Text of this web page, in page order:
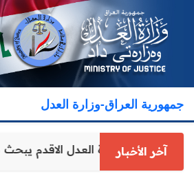
جمهورية العراق-وزارة العدل
آخر الأخباروكيل وزارة العدل